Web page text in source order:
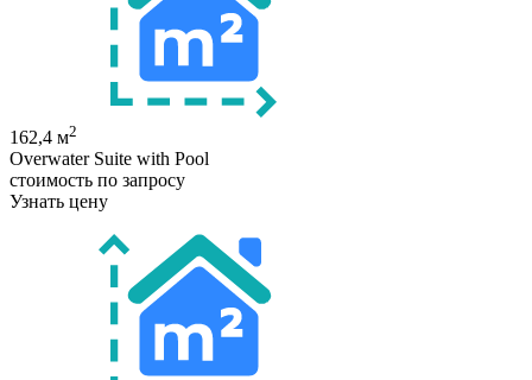
162,4 м2
Overwater Suite with Pool
стоимость по запросу
Узнать цену